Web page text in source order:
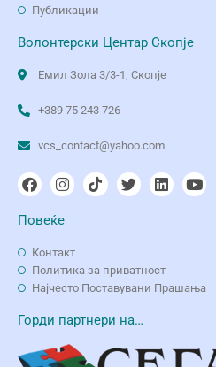
Публикации
Волонтерски Центар Скопје
Емил Зола 3/3-1, Скопје
+389 75 243 726
vcs_contact@yahoo.com
Повеќе
Контакт
Политика за приватност
Најчесто Поставувани Прашања
Горди партнери на…